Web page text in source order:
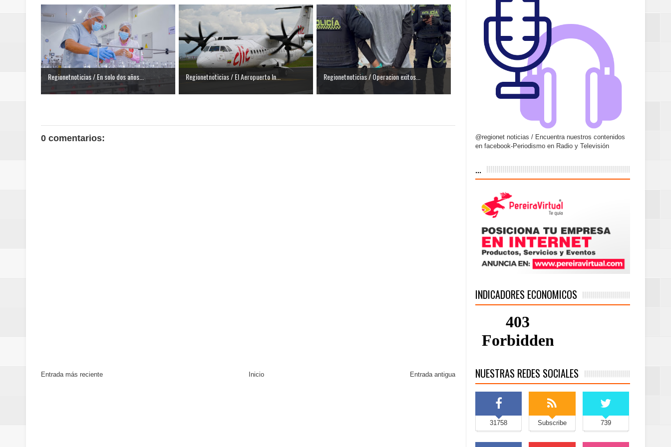
Regionetnoticias / En solo dos años... Regionetnoticias / El Aeropuerto In... Regionetnoticias / Operacion exitos...
0 comentarios:
Entrada más reciente Entrada antigua
Inicio
@regionet noticias / Encuentra nuestros contenidos
en facebook-Periodismo en Radio y Televisión
...
INDICADORES ECONOMICOS
NUESTRAS REDES SOCIALES
31758 Subscribe 739